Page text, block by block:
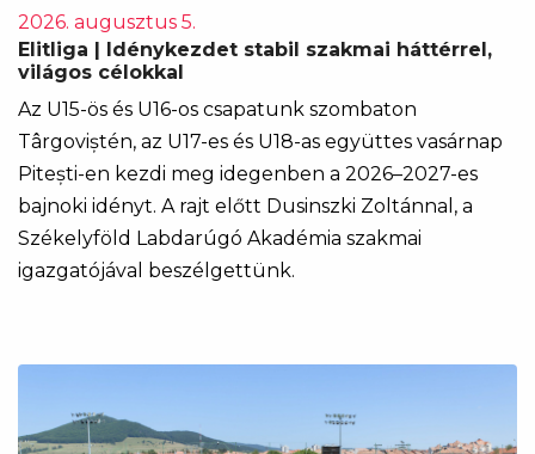
2026. augusztus 5.
Elitliga | Idénykezdet stabil szakmai háttérrel,
világos célokkal
Az U15-ös és U16-os csapatunk szombaton
Târgoviștén, az U17-es és U18-as együttes vasárnap
Pitești-en kezdi meg idegenben a 2026–2027-es
bajnoki idényt. A rajt előtt Dusinszki Zoltánnal, a
Székelyföld Labdarúgó Akadémia szakmai
igazgatójával beszélgettünk.